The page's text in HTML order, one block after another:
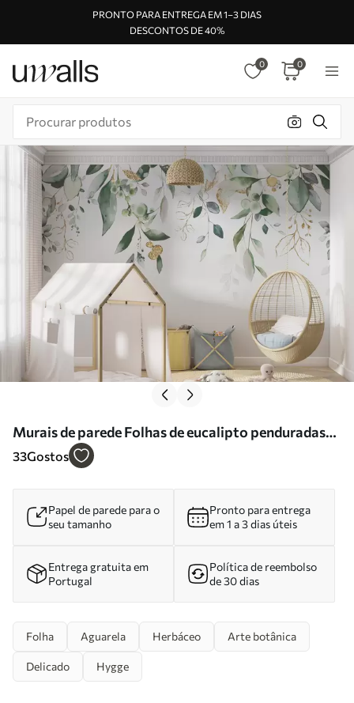
PRONTO PARA ENTREGA EM 1–3 DIAS
DESCONTOS DE 40%
0 0
Murais de parede Folhas de eucalipto penduradas
em um fundo branco Nr. u95506
33Gostos
Papel de parede para o
seu tamanho
Pronto para entrega
em 1 a 3 dias úteis
Entrega gratuita em
Portugal
Política de reembolso
de 30 dias
Folha Aguarela Herbáceo Arte botânica
Delicado Hygge